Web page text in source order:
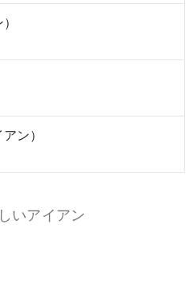
ン）
いアイアン